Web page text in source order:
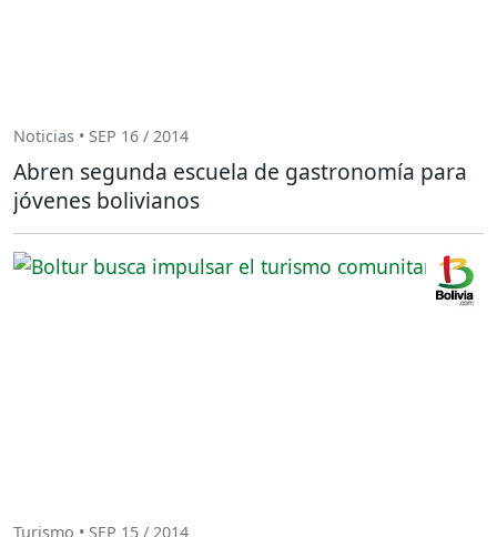
Noticias • SEP 16 / 2014
Abren segunda escuela de gastronomía para
jóvenes bolivianos
Turismo • SEP 15 / 2014